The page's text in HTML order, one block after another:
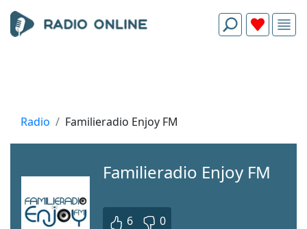
Radio Familieradio Enjoy FM
Familieradio Enjoy FM
6 0